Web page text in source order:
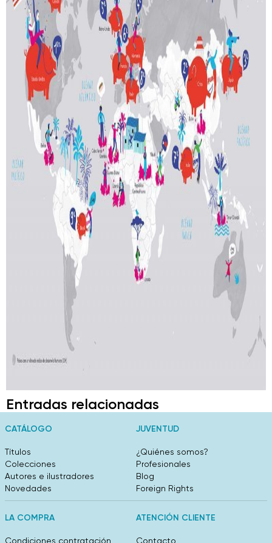
Entradas relacionadas
CATÁLOGO
Títulos
Colecciones
Autores e ilustradores
Novedades
JUVENTUD
¿Quiénes somos?
Profesionales
Blog
Foreign Rights
LA COMPRA
Condiciones contratación
ATENCIÓN CLIENTE
Contacto